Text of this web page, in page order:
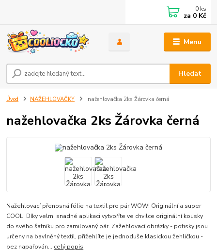
Menu
Hledat
0 ks
za 0 Kč
Úvod NAŽEHLOVAČKY nažehlovačka 2ks Žárovka černá
nažehlovačka 2ks Žárovka černá
Nažehlovací přenosná fólie na textil pro pár WOW! Originální a super
COOL! Díky velmi snadné aplikaci vytvoříte ve chvilce originální kousky
do svého šatníku pro zamilovaný pár. Zažehlovací obrázky - potisky jsou
určeny na bavlněný textil, přižehlíte je jednoduše klasickou žehličkou -
bez napařován... celý popis